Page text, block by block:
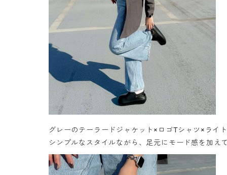
グレーのテーラードジャケット×ロゴTシャツ×ラ
シンプルなスタイルながら、足元にモード感を加え